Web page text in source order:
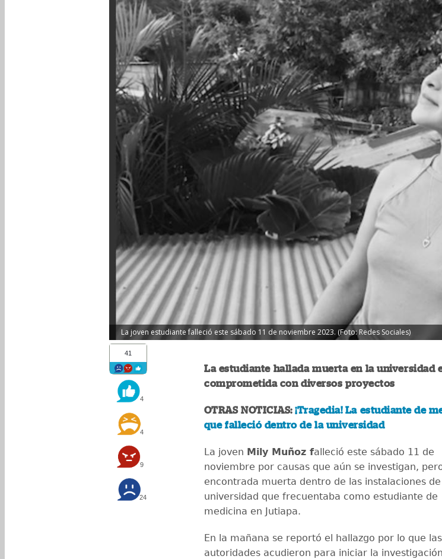
La joven estudiante falleció este sábado 11 de noviembre 2023. (Foto: Redes Sociales)
41
4
4
9
24
La estudiante hallada muerta en la universidad
comprometida con diversos proyectos
OTRAS NOTICIAS:¡Tragedia! La estudiante de
que falleció dentro de la universidad
La joven Mily Muñoz falleció este sábado 11 de
noviembre por causas que aún se investigan,
encontrada muerta dentro de las instalaciones
universidad que frecuentaba como estudiante de
medicina en Jutiapa.
En la mañana se reportó el hallazgo por lo que las
autoridades acudieron para iniciar la